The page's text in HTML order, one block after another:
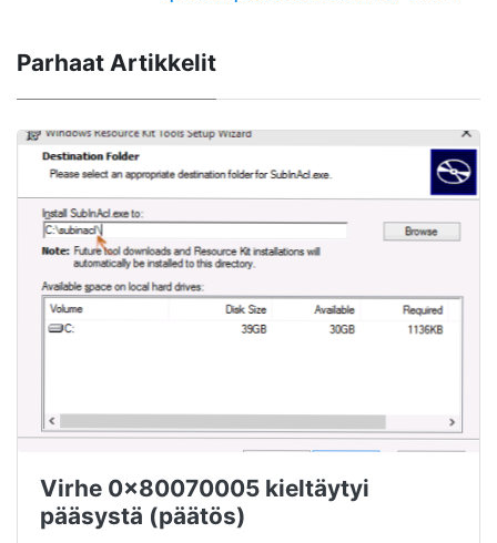
Parhaat Artikkelit
Virhe 0x80070005 kieltäytyi
pääsystä (päätös)